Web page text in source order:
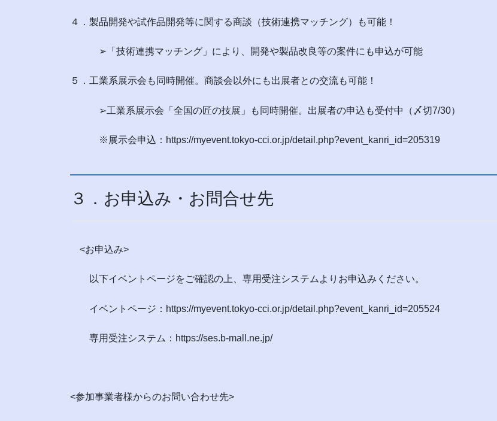
４．製品開発や試作品開発等に関する商談（技術連携マッチング）も可能！
➢「技術連携マッチング」により、開発や製品改良等の案件にも申込が可能
５．工業系展示会も同時開催。商談会以外にも出展者との交流も可能！
➢工業系展示会「全国の匠の技展」も同時開催。出展者の申込も受付中（〆切7/30）
※展示会申込：https://myevent.tokyo-cci.or.jp/detail.php?event_kanri_id=205319
３．お申込み・お問合せ先
<お申込み>
以下イベントページをご確認の上、専用受注システムよりお申込みください。
イベントページ：https://myevent.tokyo-cci.or.jp/detail.php?event_kanri_id=205524
専用受注システム：https://ses.b-mall.ne.jp/
<参加事業者様からのお問い合わせ先>